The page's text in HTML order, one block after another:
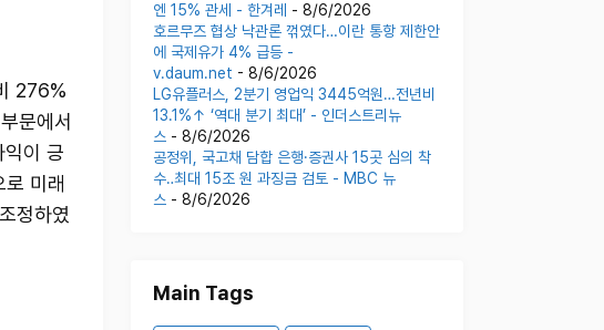
276%
문에서
이 긍
미래
정하였
엔 15% 관세 - 한겨레 - 8/6/2026
호르무즈 협상 낙관론 꺾였다…이란 통항 제한안
에 국제유가 4% 급등 -
v.daum.net - 8/6/2026
LG유플러스, 2분기 영업익 3445억원…전년비
13.1%↑ ‘역대 분기 최대’ - 인더스트리뉴
스- 8/6/2026
공정위, 국고채 담합 은행·증권사 15곳 심의 착
수‥최대 15조 원 과징금 검토 - MBC 뉴
스- 8/6/2026
Main Tags